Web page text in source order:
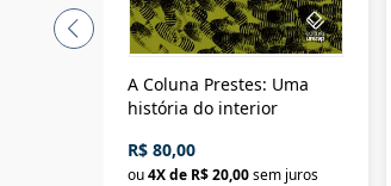
A Coluna Prestes: Uma
história do interior
R$ 80,00
ou4X de R$ 20,00sem juros